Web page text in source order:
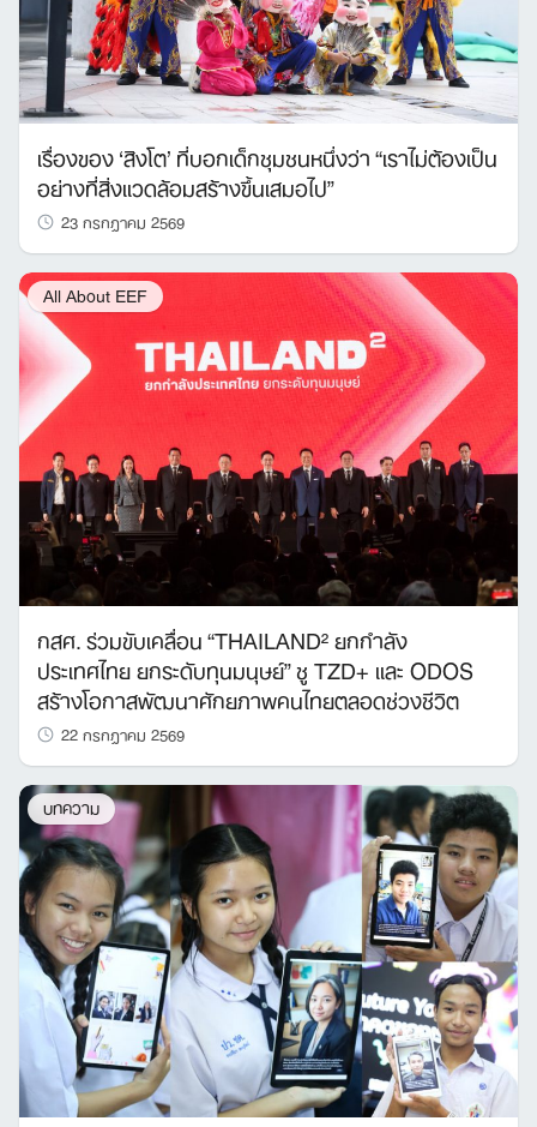
เรื่องของ ‘สิงโต’ ที่บอกเด็กชุมชนหนึ่งว่า “เราไม่ต้องเป็น
อย่างที่สิ่งแวดล้อมสร้างขึ้นเสมอไป”
23 กรกฎาคม 2569
All About EEF
กสศ. ร่วมขับเคลื่อน “THAILAND² ยกกำลัง
ประเทศไทย ยกระดับทุนมนุษย์” ชู TZD+ และ ODOS
สร้างโอกาสพัฒนาศักยภาพคนไทยตลอดช่วงชีวิต
22 กรกฎาคม 2569
บทความ